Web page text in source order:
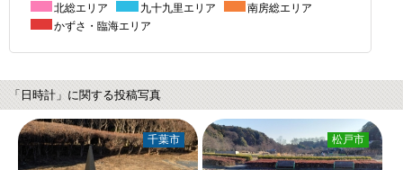
北総エリア
九十九里エリア
南房総エリア
かずさ・臨海エリア
「日時計」に関する投稿写真
千葉市 松戸市